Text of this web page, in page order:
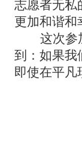
志愿者无私
更加和谐和
这次参
到：如果我
即使在平凡